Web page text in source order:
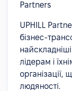
UPHILL
бізнес-
лідерам і
організації,
людяності.